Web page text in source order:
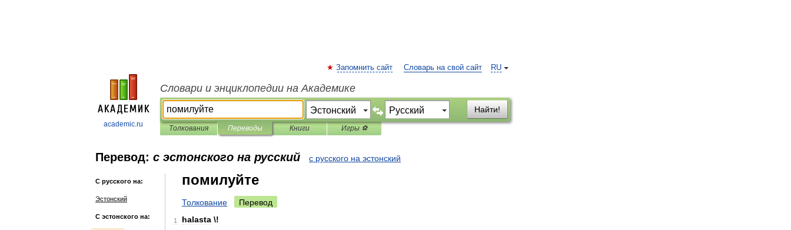
academic.ru
RU
Запомнить сайт Словарь на свой сайт
Словари и энциклопедии на Академике
Найти!
Толкования Переводы Книги Игры ⚽
Перевод: с эстонского на русский с русского на эстонский
С русского на:
Эстонский
С эстонского на:
помилуйте
Толкование Перевод
1 halasta \!